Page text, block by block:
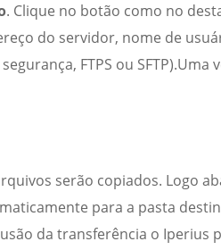
. Clique no botão como no
do servidor, nome de
FTPS ou SFTP).Uma
serão copiados. Logo
para a pasta
da transferência o Iperius